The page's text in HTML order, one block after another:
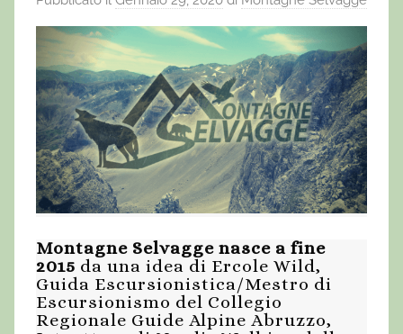
Montagne Selvagge nasce a fine
2015 da una idea di Ercole Wild,
Guida Escursionistica/Mestro di
Escursionismo del Collegio
Regionale Guide Alpine Abruzzo,